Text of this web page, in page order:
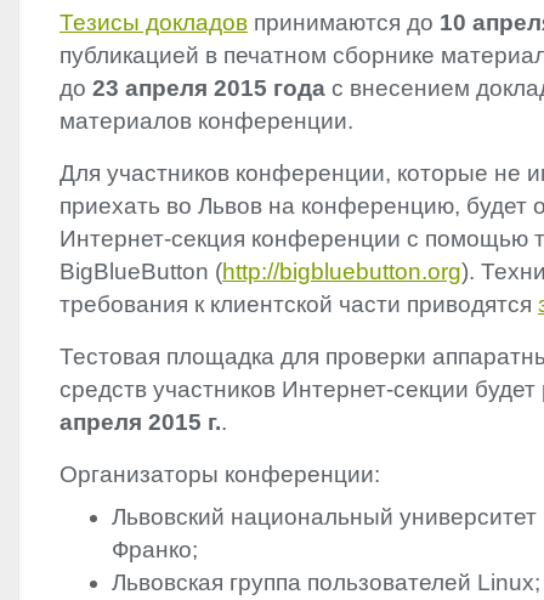
Тезисы докладов принимаются до 10
публикацией в печатном сборнике
до 23 апреля 2015 года с внесением
материалов конференции.
Для участников конференции, которые не
приехать во Львов на конференцию, будет
Интернет-секция конференции с помощью
BigBlueButton (http://bigbluebutton.org).
требования к клиентской части приводятся
Тестовая площадка для проверки
средств участников Интернет-секции
апреля 2015 г..
Организаторы конференции:
Львовский национальный
Франко;
Львовская группа пользователей Linux;